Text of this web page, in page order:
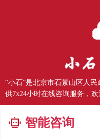
“小石”是北京市石景山区人
供7x24小时在线咨询服务，欢
智能咨询